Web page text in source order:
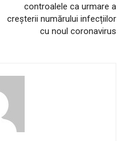
controalele ca urmare a
creșterii numărului infecțiilor
cu noul coronavirus